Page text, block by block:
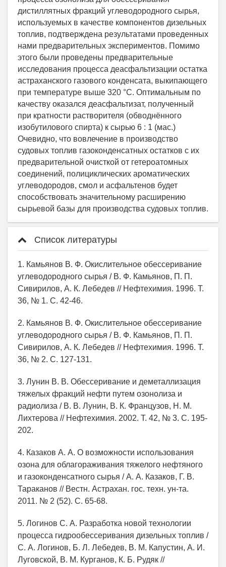
Список литературы
1. Камьянов В. Ф. Окислительное обессеривание
углеводородного сырья / В. Ф. Камьянов, П. П.
Сивирилов, А. К. Лебедев // Нефтехимия. 1996. Т.
36, № 1. С. 42-46.
2. Камьянов В. Ф. Окислительное обессеривание
углеводородного сырья / В. Ф. Камьянов, П. П.
Сивирилов, А. К. Лебедев // Нефтехимия. 1996. Т.
36, № 2. С. 127-131.
3. Лунин В. В. Обессеривание и деметаллизация
тяжелых фракций нефти путем озонолиза и
радиолиза / В. В. Лунин, В. К. Французов, Н. М.
Лихтерова // Нефтехимия. 2002. Т. 42, № 3. С. 195-
202.
4. Казаков А. А. О возможности использования
озона для облагораживания тяжелого нефтяного
и газоконденсатного сырья / А. А. Казаков, Г. В.
Тараканов // Вестн. Астрахан. гос. техн. ун-та.
2011. № 2 (52). С. 65-68.
5. Логинов С. А. Разработка новой технологии
процесса гидрообессеривания дизельных топлив /
С. А. Логинов, Б. Л. Лебедев, В. М. Капустин, А. И.
Луговской, В. М. Курганов, К. Б. Рудяк //